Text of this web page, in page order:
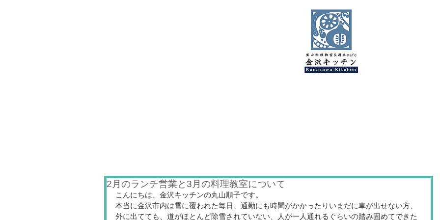
2月のランチ営業と3月の料理教室について
こんにちは、金沢キッチンの丸山順子です。
本当に金沢市内は雪に覆われた毎日、通勤にも時間がかかったりいまだに車が出せない方、
外に出てても、道がほとんど除雪されていない、人が一人通れるぐらいの踏み固めてできた